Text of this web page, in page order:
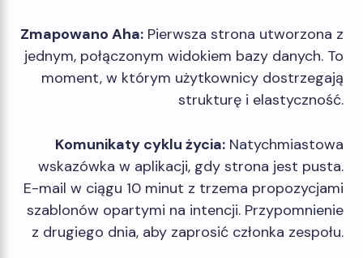
Zmapowano Aha: Pierwsza strona utworzona z
jednym, połączonym widokiem bazy danych. To
moment, w którym użytkownicy dostrzegają
strukturę i elastyczność.
Komunikaty cyklu życia: Natychmiastowa
wskazówka w aplikacji, gdy strona jest pusta.
E-mail w ciągu 10 minut z trzema propozycjami
szablonów opartymi na intencji. Przypomnienie
z drugiego dnia, aby zaprosić członka zespołu.